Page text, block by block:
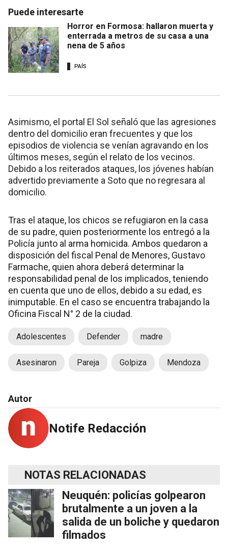
Puede interesarte
Horror en Formosa: hallaron muerta y
enterrada a metros de su casa a una
nena de 5 años
PAÍS
Asimismo, el portal El Sol señaló que las agresiones
dentro del domicilio eran frecuentes y que los
episodios de violencia se venían agravando en los
últimos meses, según el relato de los vecinos.
Debido a los reiterados ataques, los jóvenes habían
advertido previamente a Soto que no regresara al
domicilio.
Tras el ataque, los chicos se refugiaron en la casa
de su padre, quien posteriormente los entregó a la
Policía junto al arma homicida. Ambos quedaron a
disposición del fiscal Penal de Menores, Gustavo
Farmache, quien ahora deberá determinar la
responsabilidad penal de los implicados, teniendo
en cuenta que uno de ellos, debido a su edad, es
inimputable. En el caso se encuentra trabajando la
Oficina Fiscal N° 2 de la ciudad.
Adolescentes Defender madre
Asesinaron Pareja Golpiza Mendoza
Autor
Notife Redacción
NOTAS RELACIONADAS
Neuquén: policías golpearon
brutalmente a un joven a la
salida de un boliche y quedaron
filmados